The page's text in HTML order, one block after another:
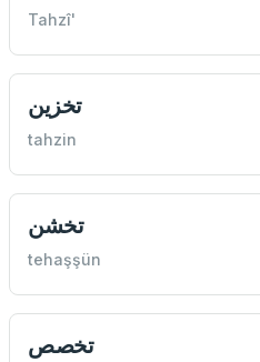
Tahzî'
تخزين
tahzin
تخشن
tehaşşün
تخصص